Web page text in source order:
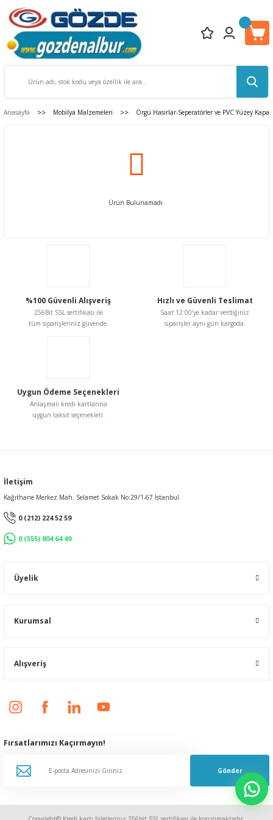
Anasayfa Mobilya Malzemeleri Örgü Hasırlar-Seperatörler ve PVC Yüzey
Ürün Bulunamadı.
%100 Güvenli Alışveriş
256Bit SSL sertifikası ile
tüm siparişleriniz güvende.
Hızlı ve Güvenli Teslimat
Saat 12:00'ye kadar verdiğiniz
siparişler aynı gün kargoda.
Uygun Ödeme Seçenekleri
Anlaşmalı kredi kartlarına
uygun taksit seçenekleri.
İletişim
Kağıthane Merkez Mah. Selamet Sokak No:29/1-67 İstanbul
0 (212) 224 52 59
0 (555) 804 64 49
Üyelik
Kurumsal
Alışveriş
Fırsatlarımızı Kaçırmayın!
Gönder